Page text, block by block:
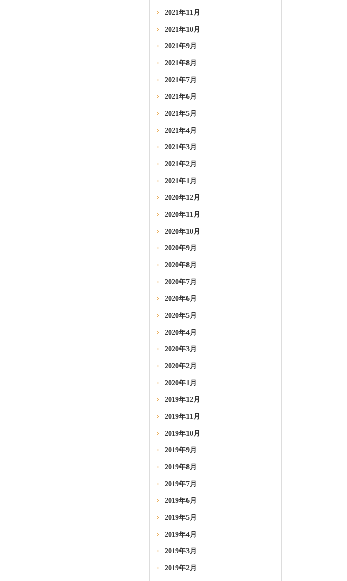
2021年11月
2021年10月
2021年9月
2021年8月
2021年7月
2021年6月
2021年5月
2021年4月
2021年3月
2021年2月
2021年1月
2020年12月
2020年11月
2020年10月
2020年9月
2020年8月
2020年7月
2020年6月
2020年5月
2020年4月
2020年3月
2020年2月
2020年1月
2019年12月
2019年11月
2019年10月
2019年9月
2019年8月
2019年7月
2019年6月
2019年5月
2019年4月
2019年3月
2019年2月